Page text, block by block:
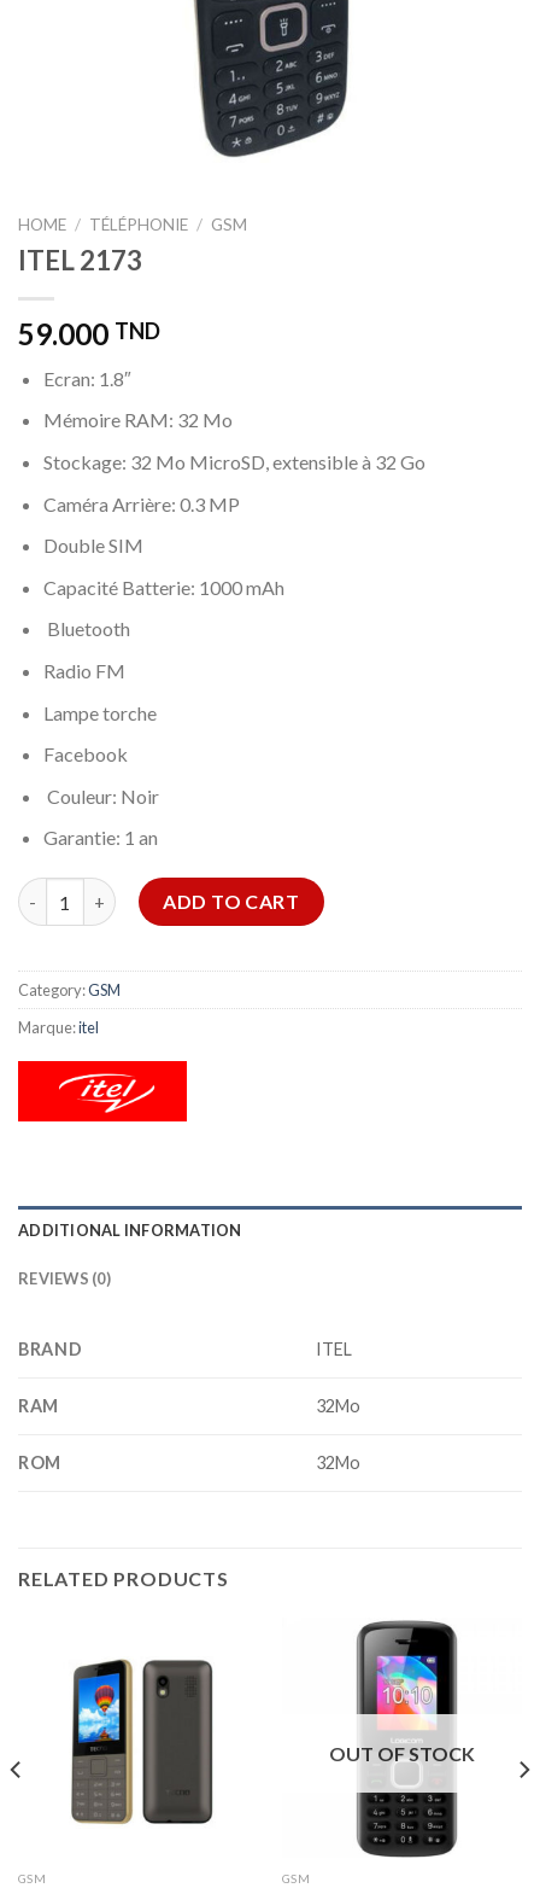
HOME / TÉLÉPHONIE / GSM
ITEL 2173
59.000 TND
Ecran: 1.8″
Mémoire RAM: 32 Mo
Stockage: 32 Mo MicroSD, extensible à 32 Go
Caméra Arrière: 0.3 MP
Double SIM
Capacité Batterie: 1000 mAh
Bluetooth
Radio FM
Lampe torche
Facebook
Couleur: Noir
Garantie: 1 an
ITEL 2173 quantityADD TO CART
Category:GSM
Marque:itel
ADDITIONAL INFORMATION
REVIEWS (0)
BRAND ITEL
RAM 32Mo
ROM 32Mo
RELATED PRODUCTS
GSM
OUT OF STOCK
GSM